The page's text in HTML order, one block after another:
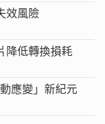
效風險
低轉換損耗
應變」新紀元